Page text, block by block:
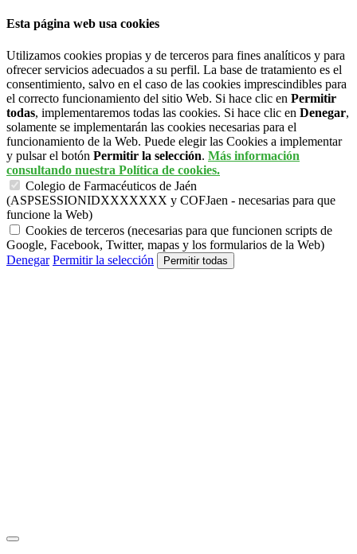
Esta página web usa cookies
Utilizamos cookies propias y de terceros para fines analíticos y para
ofrecer servicios adecuados a su perfil. La base de tratamiento es el
consentimiento, salvo en el caso de las cookies imprescindibles para
el correcto funcionamiento del sitio Web. Si hace clic en Permitir
todas, implementaremos todas las cookies. Si hace clic en Denegar,
solamente se implementarán las cookies necesarias para el
funcionamiento de la Web. Puede elegir las Cookies a implementar
y pulsar el botón Permitir la selección. Más información
consultando nuestra Política de cookies.
Colegio de Farmacéuticos de Jaén
(ASPSESSIONIDXXXXXXX y COFJaen - necesarias para que
funcione la Web)
Cookies de terceros (necesarias para que funcionen scripts de
Google, Facebook, Twitter, mapas y los formularios de la Web)
Denegar Permitir la selección